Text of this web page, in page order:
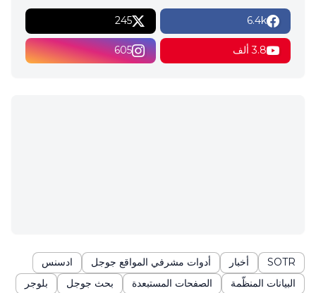
6.4k
245
3.8 ألف 605
SOTR أخبار أدوات مشرفي المواقع جوجل
ادسنس
البيانات المنظّمة
الصفحات المستبعدة بحث جوجل
بلوجر